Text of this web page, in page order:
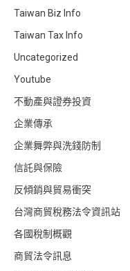
Taiwan Biz Info
Taiwan Tax Info
Uncategorized
Youtube
不動產與證券投資
企業傳承
企業舞弊與洗錢防制
信託與保險
反傾銷與貿易衝突
台灣商貿稅務法令資訊站
各國稅制概觀
商貿法令訊息